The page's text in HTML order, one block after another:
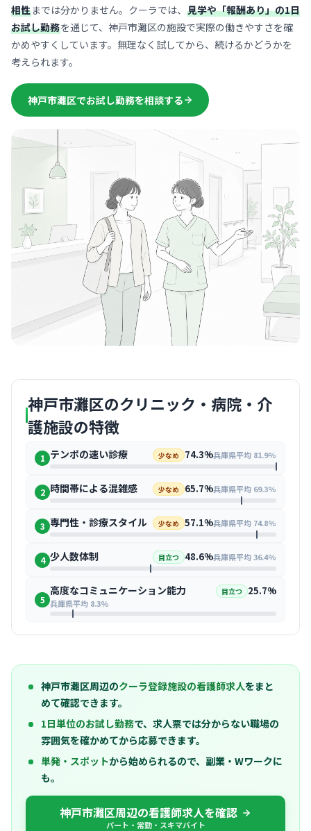
相性までは分かりません。クーラでは、 見学や「報酬あり」の1日
お試し勤務を通じて、神戸市灘区の施設で実際の働きやすさを確
かめやすくしています。無理なく試してから、続けるかどうかを
考えられます。
神戸市灘区でお試し勤務を相談する
神戸市灘区のクリニック・病院・介
護施設の特徴
1 テンポの速い診療 少なめ 74.3%兵庫県平均 81.9%
2 時間帯による混雑感 少なめ 65.7%兵庫県平均 69.3%
3 専門性・診療スタイル 少なめ 57.1%兵庫県平均 74.8%
4 少人数体制 目立つ 48.6%兵庫県平均 36.4%
5
高度なコミュニケーション能力 目立つ 25.7%
兵庫県平均 8.3%
神戸市灘区周辺のクーラ登録施設の看護師求人をまと
めて確認できます。
1日単位のお試し勤務で、求人票では分からない職場の
雰囲気を確かめてから応募できます。
単発・スポットから始められるので、副業・Wワークに
も。
神戸市灘区周辺の看護師求人を確認
パート・常勤・スキマバイト